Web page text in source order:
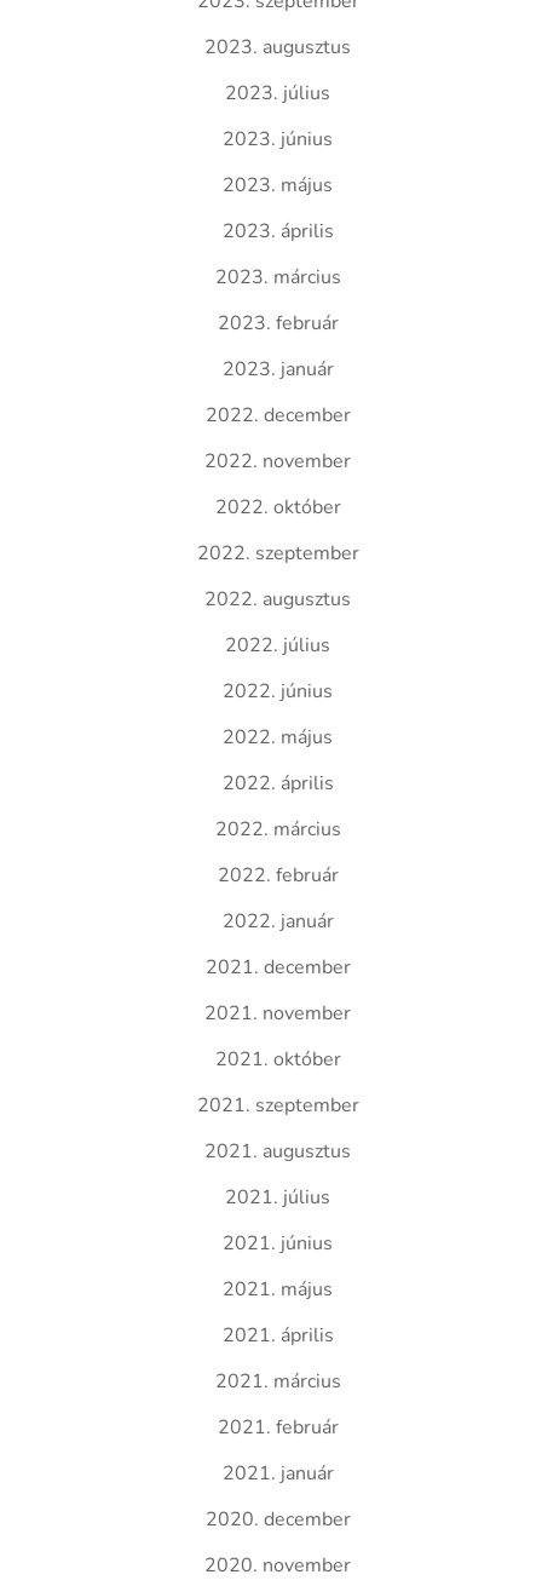
2023. augusztus
2023. július
2023. június
2023. május
2023. április
2023. március
2023. február
2023. január
2022. december
2022. november
2022. október
2022. szeptember
2022. augusztus
2022. július
2022. június
2022. május
2022. április
2022. március
2022. február
2022. január
2021. december
2021. november
2021. október
2021. szeptember
2021. augusztus
2021. július
2021. június
2021. május
2021. április
2021. március
2021. február
2021. január
2020. december
2020. november